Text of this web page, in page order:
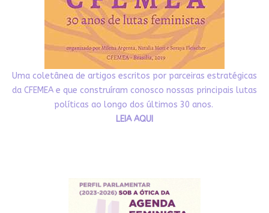
Uma coletânea de artigos escritos por parceiras estratégicas
da CFEMEA e que construíram conosco nossas principais lutas
políticas ao longo dos últimos 30 anos.
LEIA AQUI